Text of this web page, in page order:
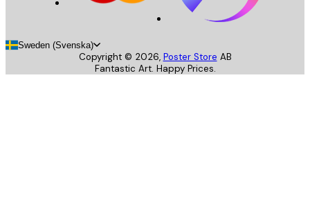
Sweden (Svenska)
Copyright © 2026, Poster Store AB
Fantastic Art. Happy Prices.